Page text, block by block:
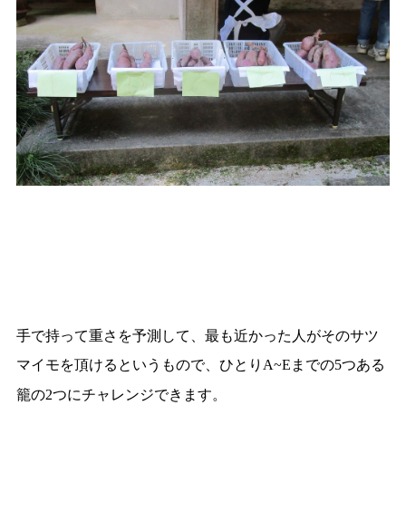
手で持って重さを予測して、最も近かった人がそのサツ
マイモを頂けるというもので、ひとり A~E までの5つある
籠の2つにチャレンジできます。